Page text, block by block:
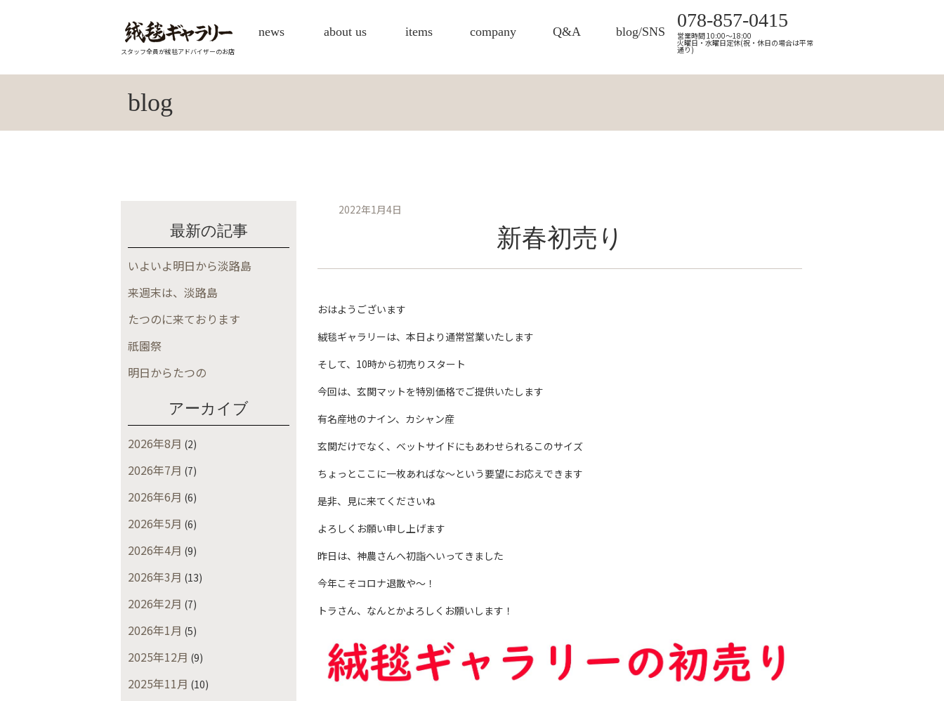
スタッフ全員が絨毯アドバイザーのお店
news about us items company Q&A blog/SNS
078-857-0415
営業時間 10:00～18:00
火曜日・水曜日定休(祝・休日の場合は平常
通り)
blog
最新の記事
いよいよ明日から淡路島
来週末は、淡路島
たつのに来ております
祇園祭
明日からたつの
アーカイブ
2026年8月 (2)
2026年7月 (7)
2026年6月 (6)
2026年5月 (6)
2026年4月 (9)
2026年3月 (13)
2026年2月 (7)
2026年1月 (5)
2025年12月 (9)
2025年11月 (10)
2022年1月4日
新春初売り
おはようございます
絨毯ギャラリーは、本日より通常営業いたします
そして、10時から初売りスタート
今回は、玄関マットを特別価格でご提供いたします
有名産地のナイン、カシャン産
玄関だけでなく、ベットサイドにもあわせられるこのサイズ
ちょっとここに一枚あればな～という要望にお応えできます
是非、見に来てくださいね
よろしくお願い申し上げます
昨日は、神農さんへ初詣へいってきました
今年こそコロナ退散や～！
トラさん、なんとかよろしくお願いします！